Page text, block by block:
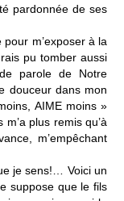
pardonnée de ses
m’exposer à la
pu tomber aussi
parole de Notre
douceur dans mon
AIME moins »
plus remis qu’à
m’empêchant
je sens!… Voici un
suppose que le fils